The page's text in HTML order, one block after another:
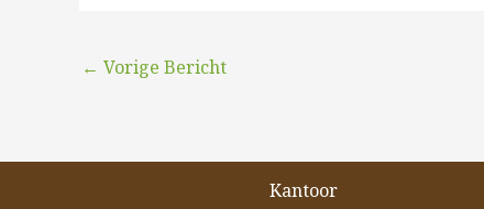
← Vorige Bericht
Kantoor